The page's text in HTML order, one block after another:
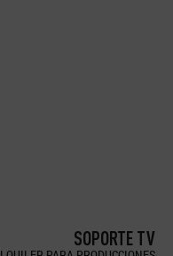
SOPORTE TV